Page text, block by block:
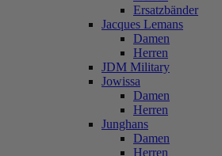
Ersatzbänder
Jacques Lemans
Damen
Herren
JDM Military
Jowissa
Damen
Herren
Junghans
Damen
Herren